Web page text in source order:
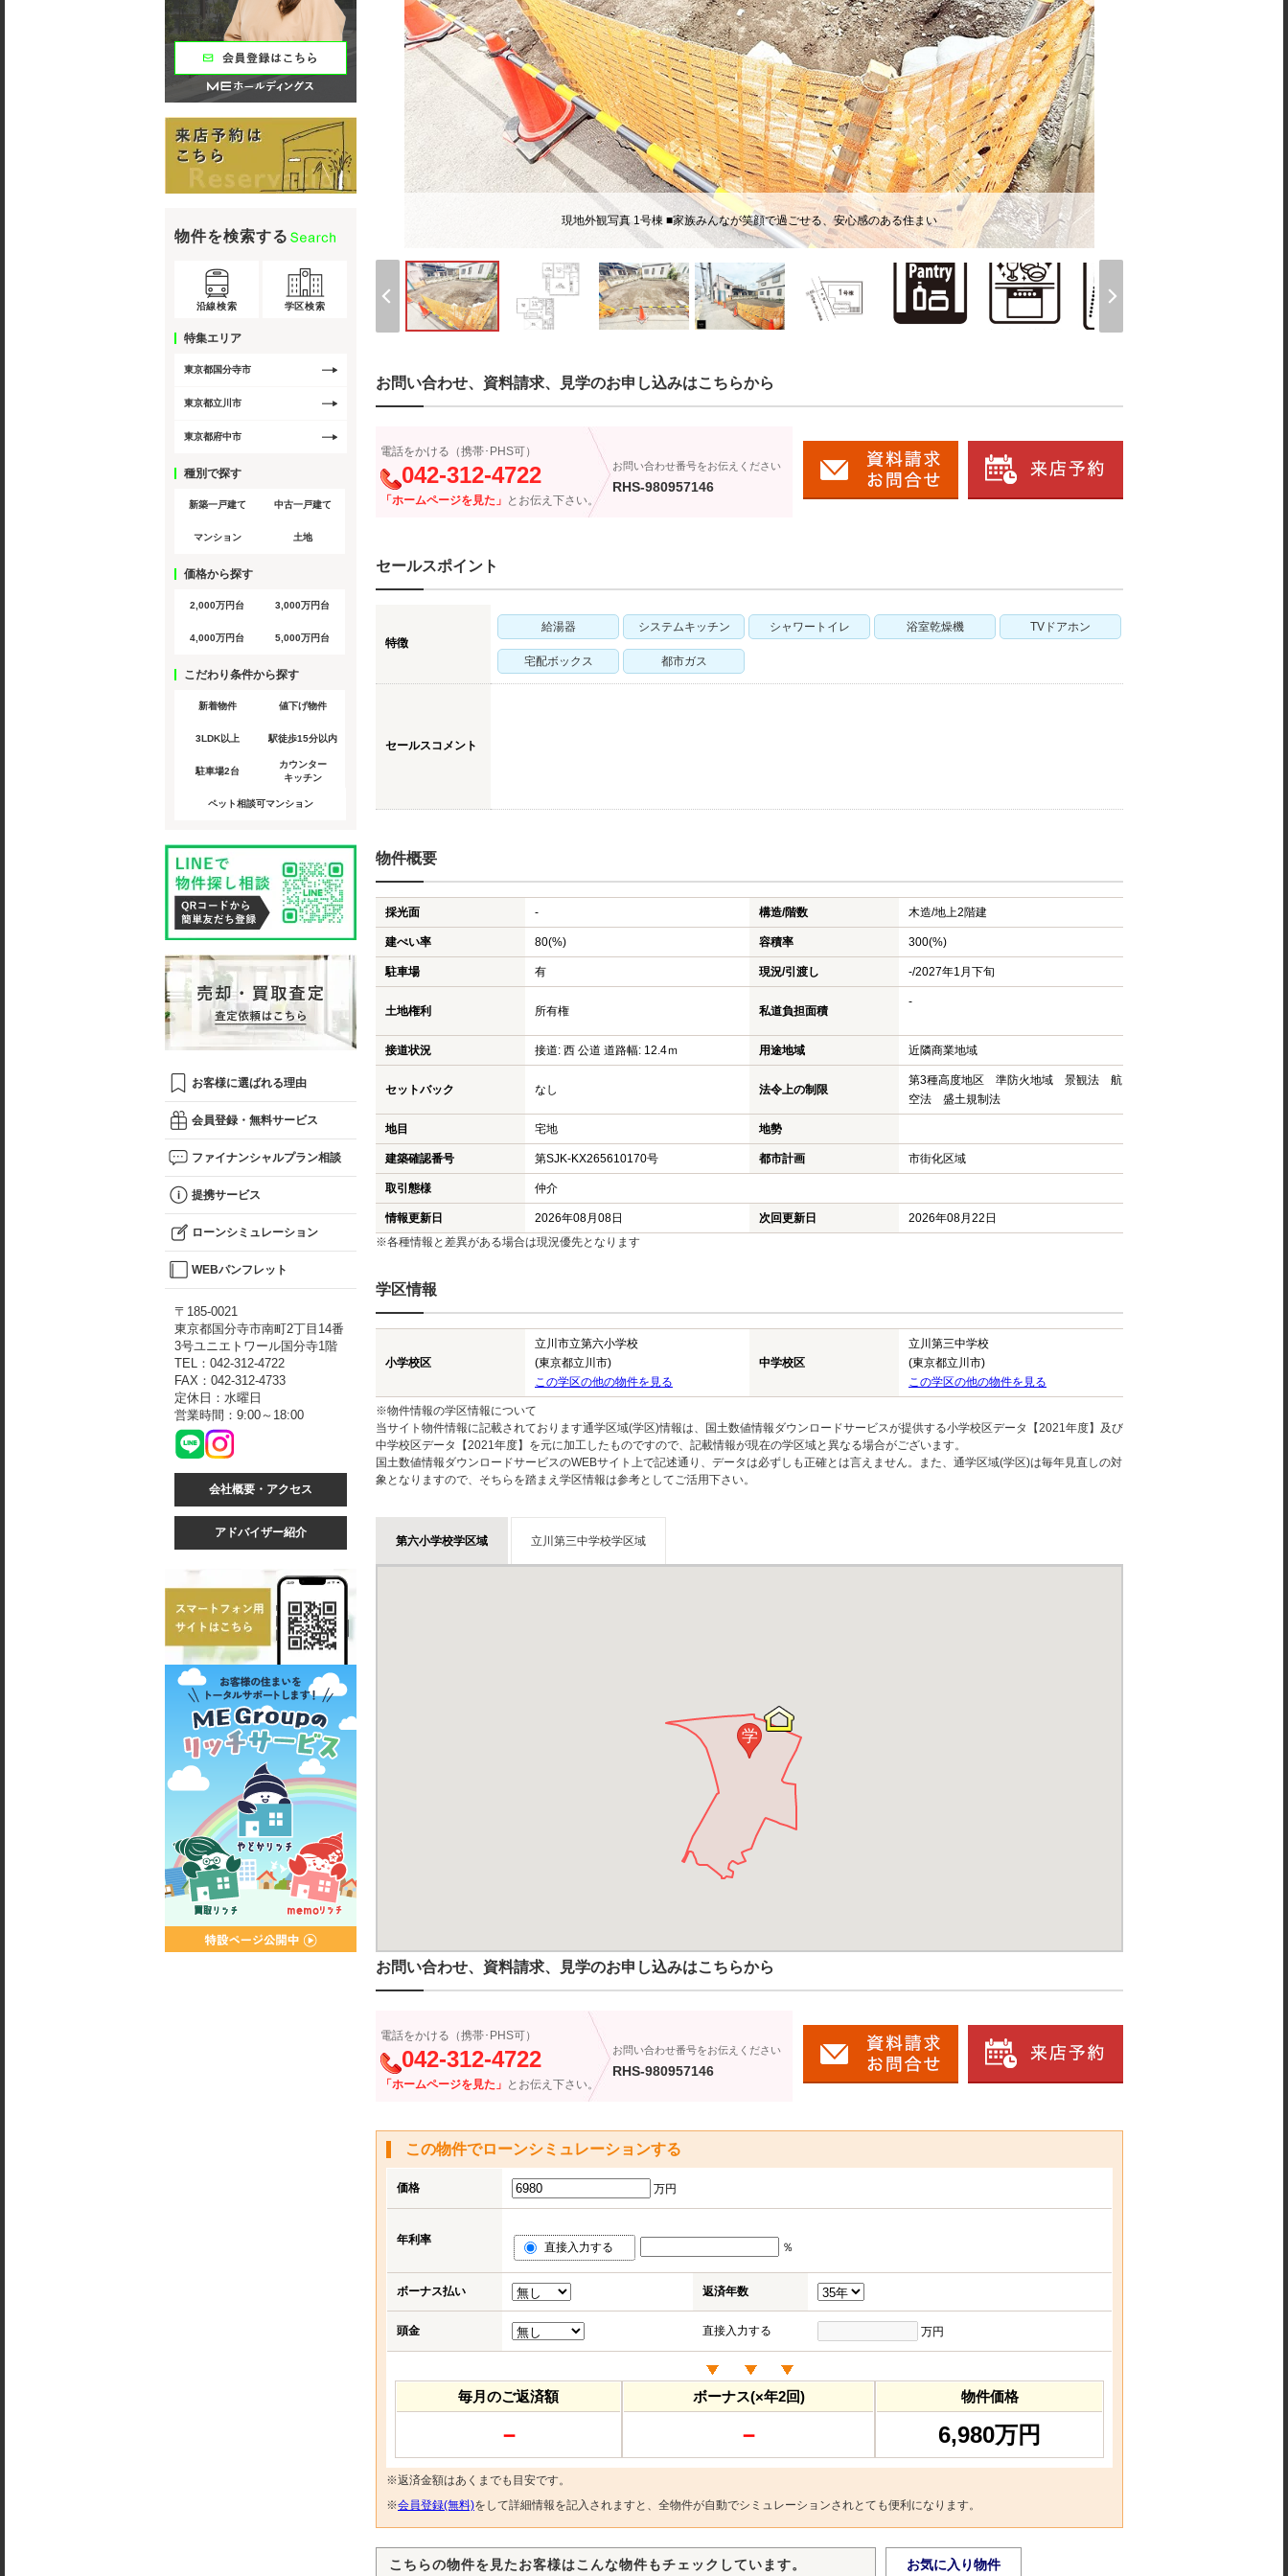
現地外観写真 1号棟 ■家族みんなが笑顔で過ごせる、安心感のある住まい
お問い合わせ、資料請求、見学のお申し込みはこちらから
電話をかける（携帯･PHS可）
042-312-4722
「ホームページを見た」 とお伝え下さい。
お問い合わせ番号をお伝えください
RHS-980957146
セールスポイント
特徴
給湯器 システムキッチン シャワートイレ 浴室乾燥機 TVドアホン
宅配ボックス 都市ガス
セールスコメント
物件概要
採光面 - 構造/階数 木造/地上2階建
建ぺい率 80(%) 容積率 300(%)
駐車場 有 現況/引渡し -/2027年1月下旬
土地権利 所有権 私道負担面積
-
接道状況 接道: 西 公道 道路幅: 12.4ｍ 用途地域 近隣商業地域
セットバック なし 法令上の制限
第3種高度地区 準防火地域 景観法 航
空法 盛土規制法
地目 宅地 地勢
建築確認番号 第SJK-KX265610170号 都市計画 市街化区域
取引態様 仲介
情報更新日 2026年08月08日 次回更新日
2026年08月22日
※各種情報と差異がある場合は現況優先となります
学区情報
小学校区
立川市立第六小学校
(東京都立川市)
この学区の他の物件を見る
中学校区
立川第三中学校
(東京都立川市)
この学区の他の物件を見る
※物件情報の学区情報について
当サイト物件情報に記載されております通学区域(学区)情報は、国土数値情報ダウンロードサービスが提供する小学校区データ【2021年度】及び
中学校区データ【2021年度】を元に加工したものですので、記載情報が現在の学区域と異なる場合がございます。
国土数値情報ダウンロードサービスのWEBサイト上で記述通り、データは必ずしも正確とは言えません。また、通学区域(学区)は毎年見直しの対
象となりますので、そちらを踏まえ学区情報は参考としてご活用下さい。
第六小学校学区域 立川第三中学校学区域
学
お問い合わせ、資料請求、見学のお申し込みはこちらから
電話をかける（携帯･PHS可）
042-312-4722
「ホームページを見た」 とお伝え下さい。
お問い合わせ番号をお伝えください
RHS-980957146
この物件でローンシミュレーションする
価格 万円
年利率
直接入力する ％
ボーナス払い 返済年数
頭金 直接入力する 万円
毎月のご返済額
－
ボーナス(×年2回)
－
物件価格
6,980万円
※返済金額はあくまでも目安です。
※会員登録(無料)をして詳細情報を記入されますと、全物件が自動でシミュレーションされとても便利になります。
こちらの物件を見たお客様はこんな物件もチェックしています。 お気に入り物件
物件を検索する
沿線検索 学区検索
特集エリア
東京都国分寺市
東京都立川市
東京都府中市
種別で探す
新築一戸建て 中古一戸建て
マンション 土地
価格から探す
2,000万円台 3,000万円台
4,000万円台 5,000万円台
こだわり条件から探す
新着物件 値下げ物件
3LDK以上 駅徒歩15分以内
駐車場2台
カウンター
キッチン
ペット相談可マンション
お客様に選ばれる理由
会員登録・無料サービス
ファイナンシャルプラン相談
提携サービス
ローンシミュレーション
WEBパンフレット
〒185-0021
東京都国分寺市南町2丁目14番
3号ユニエトワール国分寺1階
TEL：042-312-4722
FAX：042-312-4733
定休日：水曜日
営業時間：9:00～18:00
会社概要・アクセス
アドバイザー紹介